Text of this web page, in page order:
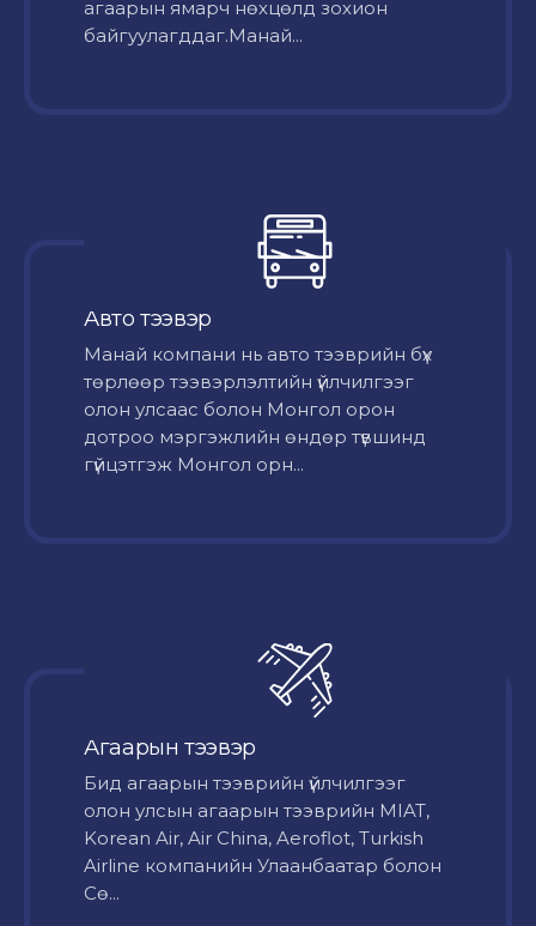
агаарын ямарч нөхцөлд зохион
байгуулагддаг.Манай...
Авто тээвэр
Mанай компани нь авто тээврийн бүх
төрлөөр тээвэрлэлтийн үйлчилгээг
олон улсаас болон Монгол орон
дотроо мэргэжлийн өндөр түвшинд
гүйцэтгэж Монгол орн...
Агаарын тээвэр
Бид агаарын тээврийн үйлчилгээг
олон улсын агаарын тээврийн MIAT,
Korean Air, Air China, Aeroflot, Turkish
Airline компанийн Улаанбаатар болон
Сө...